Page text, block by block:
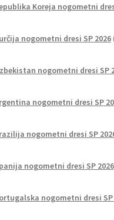
Koreja nogometni
nogometni dresi SP 2026
nogometni dresi SP
nogometni dresi SP
nogometni dresi SP
nogometni dresi SP 2026
nogometni dresi SP